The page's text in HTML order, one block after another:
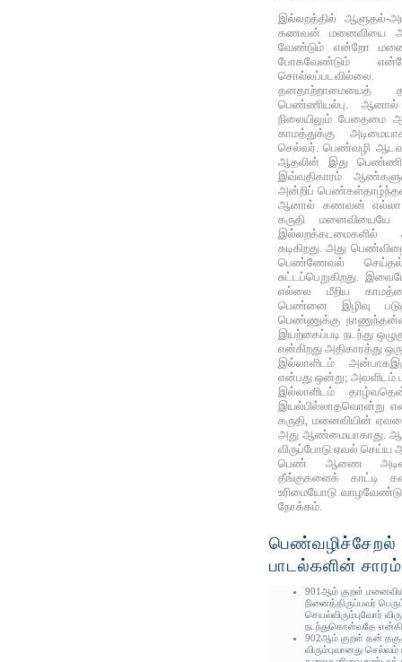
இல்லறத்தில் ஆளுதல்-
கணவன்‌ மனைவியை
வேண்டும் என்றோ
போகவேண்டும்
சொல்லப்படவில்லை‌.
தனதாற்றாமையைத்
பெண்ணியல்பு.
நிலையிலும்
காமத்துக்கு
செல்வர். பெண்வழி
ஆதலின் இது
இவ்வதிகாரம்
அன்றிப்
ஆனால் கணவன் எல்லா
கருதி மனைவியையே
இல்லறக்கடமைகளில்
கடிகிறது. அது
பெண்ணேவல்
சுட்டப்பெறுகிறது.
எல்லை மீறிய காமத்தை
பெண்னை இழிவு
பெண்ணுக்கு
இயற்கைப்படி நடந்து
என்கிறது அதிகாரத்து
இல்லாளிடம்
என்பது ஒன்று; அவளிடம்
இல்லாளிடம்
இயல்பில்லாதவொன்று
கருதி, மனைவியின்
அது ஆண்மையாகாது.
விருப்போடு ஏவல் செய்ய
பெண் ஆணை
தீங்குகளைக் காட்டி
உரிமையோடு
நோக்கம்.
பெண்வழிச்சேறல்
பாடல்களின் சாரம்
901ஆம் குறள்
நினைத்திருப்பவர்
செயல்விரும்புவோர்
நடந்துகொள்வதே
902ஆம் குறள் தன்
விரும்புவானது